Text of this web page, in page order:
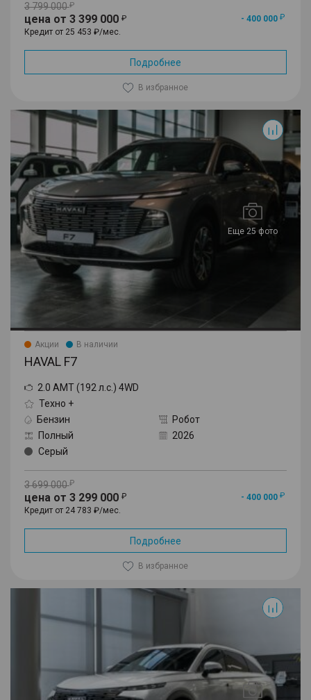
3 799 000
цена от 3 399 000
- 400 000
Кредит от 25 453 ₽/мес.
Подробнее
В избранное
Еще 25 фото
F7
Акции В наличии
HAVAL F7
2.0 AMT (192 л.с.) 4WD
Техно +
Бензин
Робот
Полный
2026
Серый
3 699 000
цена от 3 299 000
- 400 000
Кредит от 24 783 ₽/мес.
Подробнее
В избранное